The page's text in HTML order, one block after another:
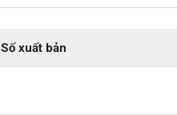
Số xuất bản